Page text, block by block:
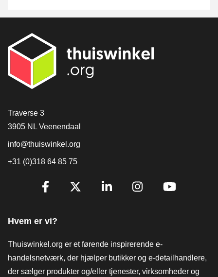
[_General:Contact]
Traverse 3
3905 NL Veenendaal
info@thuiswinkel.org
+31 (0)318 64 85 75
[_General:SocialMediaTitle]
Hvem er vi?
Thuiswinkel.org er et førende inspirerende e-
handelsnetværk, der hjælper butikker og e-detailhandlere,
der sælger produkter og/eller tjenester, virksomheder og